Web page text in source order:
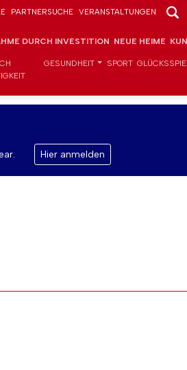
PARTNERSUCHE VERANSTALTUNGEN
DURCH INVESTITION NEUE HEIME
GESUNDHEIT SPORT
Hier anmelden